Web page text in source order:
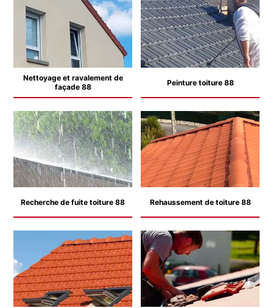
Nettoyage et ravalement de
façade 88
Peinture toiture 88
Recherche de fuite toiture 88 Rehaussement de toiture 88